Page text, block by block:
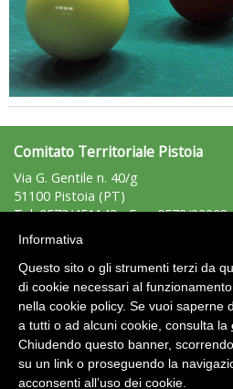
La formazione Uisp rallenta ma
Tiziano Pesce nel Cda di
Roma
Comitato Territoriale Pistoia
Via G. Gentile n. 40/g
51100 Pistoia (PT)
Tel: 0573/451143 - Fax: 0573/22208
e-mail:pistoia@uisp.it
P.Iva: 01365510476
Area Riservata 2.0
Informativa
Questo sito o gli strumenti terzi da
di cookie necessari al
nella cookie policy. Se vuoi saperne
a tutti o ad alcuni cookie, consulta la
Chiudendo questo banner,
su un link o proseguendo la
acconsenti all’uso dei cookie.